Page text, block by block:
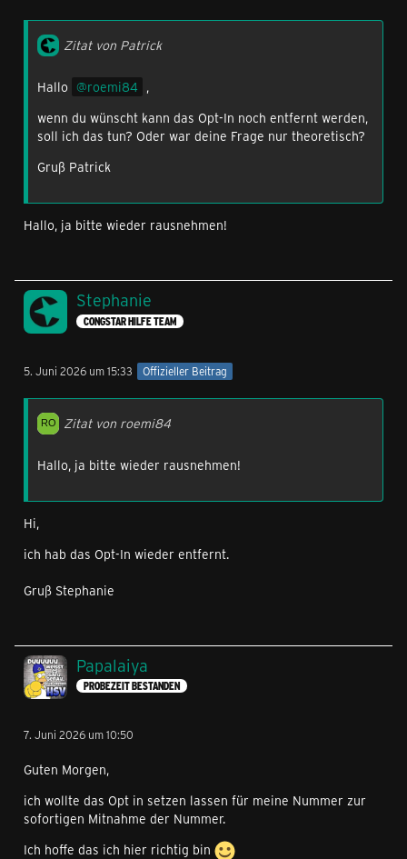
Zitat von Patrick
Hallo roemi84 ,
wenn du wünscht kann das Opt-In noch entfernt werden,
soll ich das tun? Oder war deine Frage nur theoretisch?
Gruß Patrick
Hallo, ja bitte wieder rausnehmen!
Stephanie
CONGSTAR HILFE TEAM
5. Juni 2026 um 15:33 Offizieller Beitrag
Zitat von roemi84
Hallo, ja bitte wieder rausnehmen!
Hi,
ich hab das Opt-In wieder entfernt.
Gruß Stephanie
Papalaiya
PROBEZEIT BESTANDEN
7. Juni 2026 um 10:50
Guten Morgen,
ich wollte das Opt in setzen lassen für meine Nummer zur
sofortigen Mitnahme der Nummer.
Ich hoffe das ich hier richtig bin